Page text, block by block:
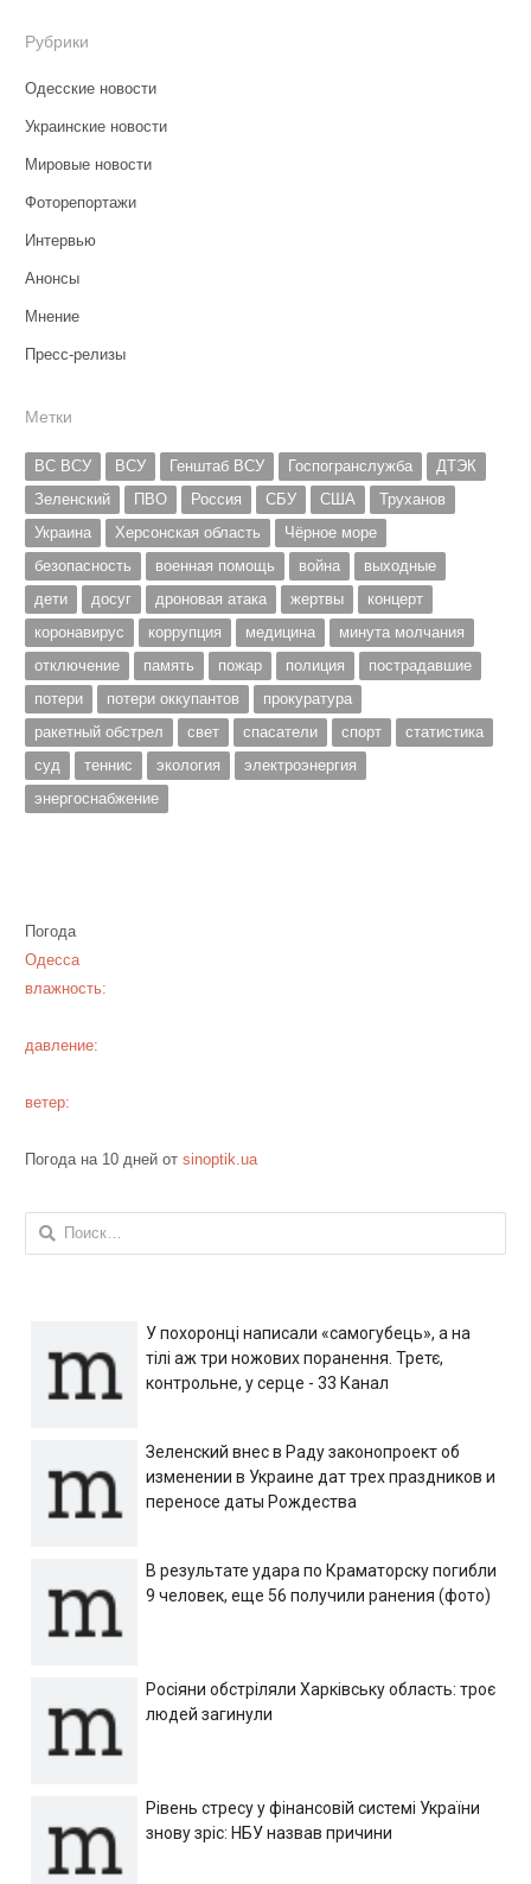
Рубрики
Одесские новости
Украинские новости
Мировые новости
Фоторепортажи
Интервью
Анонсы
Мнение
Пресс-релизы
Метки
ВС ВСУ ВСУ Генштаб ВСУ Госпогранслужба
ДТЭК
Зеленский
ПВО Россия СБУ США
Труханов
Украина
Херсонская область
Чёрное море
безопасность
военная помощь война
выходные
дети
досуг дроновая атака жертвы
концерт
коронавирус
коррупция медицина
минута молчания
отключение
память пожар полиция
пострадавшие
потери
потери оккупантов
прокуратура
ракетный обстрел
свет спасатели спорт
статистика
суд
теннис экология
электроэнергия
энергоснабжение
Погода
Одесса
влажность:
давление:
ветер:
Погода на 10 дней от sinoptik.ua
Найти:
У похоронці написали «самогубець», а на
тілі аж три ножових поранення. Третє,
контрольне, у серце - 33 Канал
Зеленский внес в Раду законопроект об
изменении в Украине дат трех праздников и
переносе даты Рождества
В результате удара по Краматорску погибли
9 человек, еще 56 получили ранения (фото)
Росіяни обстріляли Харківську область: троє
людей загинули
Рівень стресу у фінансовій системі України
знову зріс: НБУ назвав причини